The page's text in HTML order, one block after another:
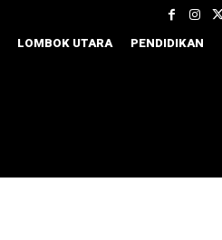
LOMBOK UTARA PENDIDIKAN